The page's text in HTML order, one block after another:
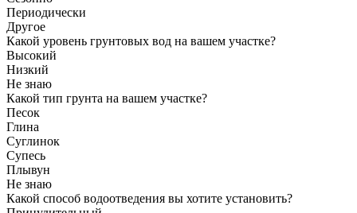
Периодически
Другое
Какой уровень грунтовых вод на вашем участке?
Высокий
Низкий
Не знаю
Какой тип грунта на вашем участке?
Песок
Глина
Суглинок
Супесь
Плывун
Не знаю
Какой способ водоотведения вы хотите установить?